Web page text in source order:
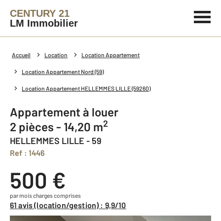
CENTURY 21
LM Immobilier
Accueil Location Location Appartement
Location Appartement Nord (59)
Location Appartement HELLEMMES LILLE (59260)
Appartement à louer
2 pièces - 14,20 m2
HELLEMMES LILLE - 59
Ref : 1446
500 €
par mois charges comprises
61 avis (location/gestion) : 9,9/10